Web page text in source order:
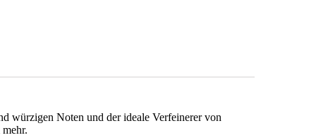
würzigen Noten und der ideale Verfeinerer von